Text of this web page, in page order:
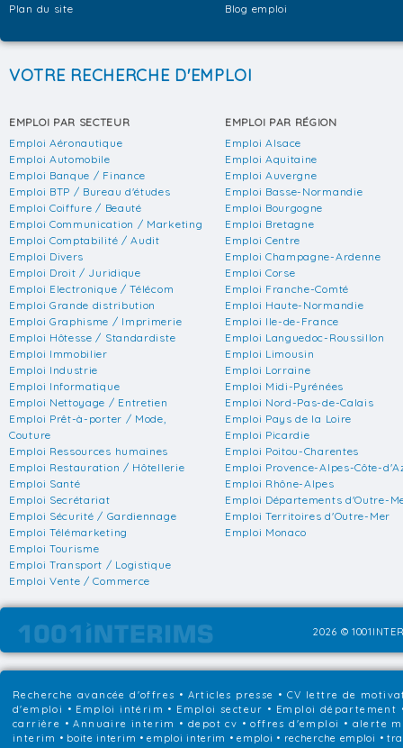
Plan du site
Blog emploi
VOTRE RECHERCHE D'EMPLOI
EMPLOI PAR SECTEUR
Emploi Aéronautique
Emploi Automobile
Emploi Banque / Finance
Emploi BTP / Bureau d'études
Emploi Coiffure / Beauté
Emploi Communication / Marketing
Emploi Comptabilité / Audit
Emploi Divers
Emploi Droit / Juridique
Emploi Electronique / Télécom
Emploi Grande distribution
Emploi Graphisme / Imprimerie
Emploi Hôtesse / Standardiste
Emploi Immobilier
Emploi Industrie
Emploi Informatique
Emploi Nettoyage / Entretien
Emploi Prêt-à-porter / Mode,
Couture
Emploi Ressources humaines
Emploi Restauration / Hôtellerie
Emploi Santé
Emploi Secrétariat
Emploi Sécurité / Gardiennage
Emploi Télémarketing
Emploi Tourisme
Emploi Transport / Logistique
Emploi Vente / Commerce
EMPLOI PAR RÉGION
Emploi Alsace
Emploi Aquitaine
Emploi Auvergne
Emploi Basse-Normandie
Emploi Bourgogne
Emploi Bretagne
Emploi Centre
Emploi Champagne-Ardenne
Emploi Corse
Emploi Franche-Comté
Emploi Haute-Normandie
Emploi Ile-de-France
Emploi Languedoc-Roussillon
Emploi Limousin
Emploi Lorraine
Emploi Midi-Pyrénées
Emploi Nord-Pas-de-Calais
Emploi Pays de la Loire
Emploi Picardie
Emploi Poitou-Charentes
Emploi Provence-Alpes-Côte-
Emploi Rhône-Alpes
Emploi Départements d'Outre-
Emploi Territoires d'Outre-Mer
Emploi Monaco
2026 ©
Recherche avancée d'offres • Articles presse • CV lettre de
d'emploi • Emploi intérim • Emploi secteur • Emploi département
carrière •Annuaire interim • depot cv • offres d'emploi • alerte
interim • boite interim • emploi interim • emploi • recherche emploi •